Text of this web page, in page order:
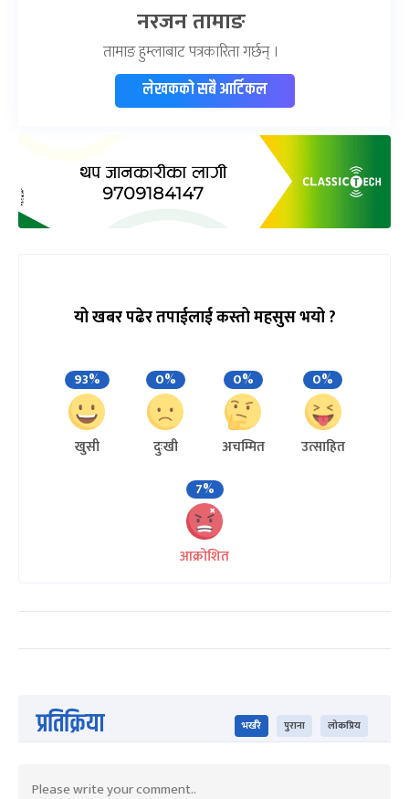
नरजन तामाङ
तामाङ हुम्लाबाट पत्रकारिता गर्छन् ।
लेखकको सबै आर्टिकल
यो खबर पढेर तपाईलाई कस्तो महसुस भयो ?
93%
खुसी
0%
दुःखी
0%
अचम्मित
0%
उत्साहित
7%
आक्रोशित
प्रतिक्रिया भर्खरै पुराना लोकप्रिय